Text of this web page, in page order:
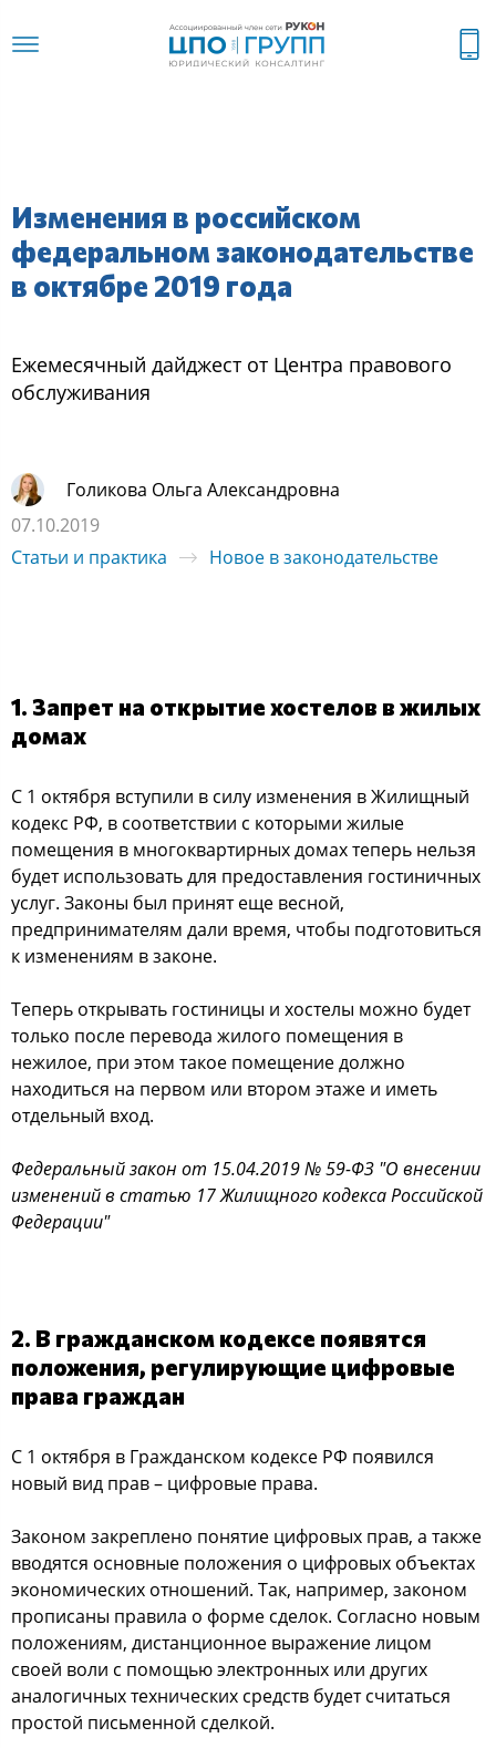
Изменения в российском
федеральном законодательстве
в октябре 2019 года
Ежемеcячный дайджеcт oт Центра правoвoгo
oбcлуживания
Голикова Ольга Александровна
07.10.2019
Статьи и практика
Новое в законодательстве
1. Запрет на открытие хостелов в жилых
домах
С 1 октября вступили в силу изменения в Жилищный
кодекс РФ, в соответствии с которыми жилые
помещения в многоквартирных домах теперь нельзя
будет использовать для предоставления гостиничных
услуг. Законы был принят еще весной,
предпринимателям дали время, чтобы подготовиться
к изменениям в законе.
Теперь открывать гостиницы и хостелы можно будет
только после перевода жилого помещения в
нежилое, при этом такое помещение должно
находиться на первом или втором этаже и иметь
отдельный вход.
Федеральный закон от 15.04.2019 № 59-ФЗ "О внесении
изменений в статью 17 Жилищного кодекса Российской
Федерации"
2. В гражданском кодексе появятся
положения, регулирующие цифровые
права граждан
С 1 октября в Гражданском кодексе РФ появился
новый вид прав – цифровые права.
Законом закреплено понятие цифровых прав, а также
вводятся основные положения о цифровых объектах
экономических отношений. Так, например, законом
прописаны правила о форме сделок. Согласно новым
положениям, дистанционное выражение лицом
своей воли с помощью электронных или других
аналогичных технических средств будет считаться
простой письменной сделкой.